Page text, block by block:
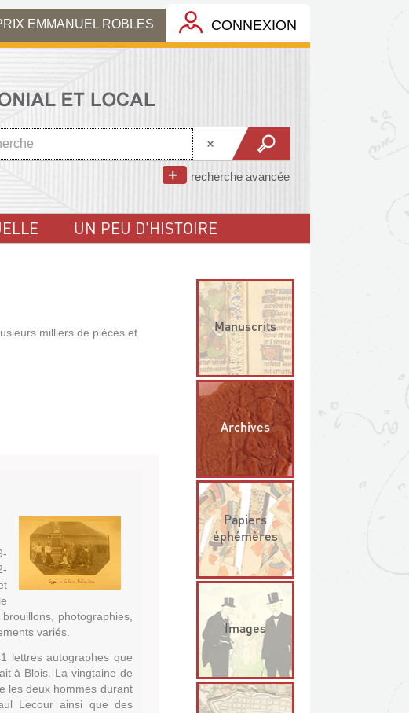
EMMANUEL ROBLES CONNEXION
recherche avancée
UN PEU D'HISTOIRE
milliers de pièces et
photographies,
variés.
lettres autographes que
à Blois. La vingtaine de
les deux hommes durant
Lecour ainsi que des
Manuscrits
Archives
Papiers
éphémères
Images